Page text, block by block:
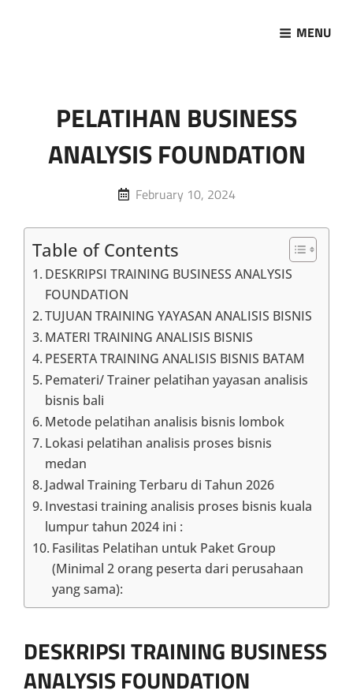
MENU
PELATIHAN BUSINESS
ANALYSIS FOUNDATION
Posted
February 10, 2024
Table of Contents
DESKRIPSI TRAINING BUSINESS ANALYSIS
FOUNDATION
TUJUAN TRAINING YAYASAN ANALISIS BISNIS
MATERI TRAINING ANALISIS BISNIS
PESERTA TRAINING ANALISIS BISNIS BATAM
Pemateri/ Trainer pelatihan yayasan analisis
bisnis bali
Metode pelatihan analisis bisnis lombok
Lokasi pelatihan analisis proses bisnis
medan
Jadwal Training Terbaru di Tahun 2026
Investasi training analisis proses bisnis kuala
lumpur tahun 2024 ini :
Fasilitas Pelatihan untuk Paket Group
(Minimal 2 orang peserta dari perusahaan
yang sama):
DESKRIPSITRAINING BUSINESS
ANALYSIS FOUNDATION